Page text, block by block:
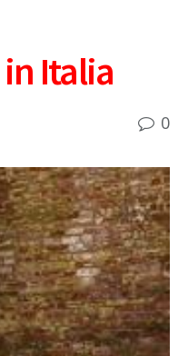
Italia
0